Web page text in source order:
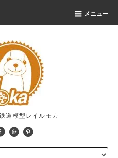
メニュー
道模型レイルモカ